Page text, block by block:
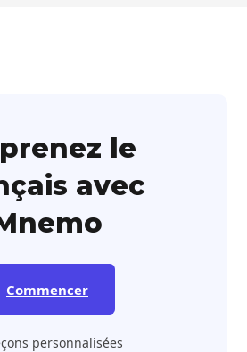
le
avec
Commencer
personnalisées